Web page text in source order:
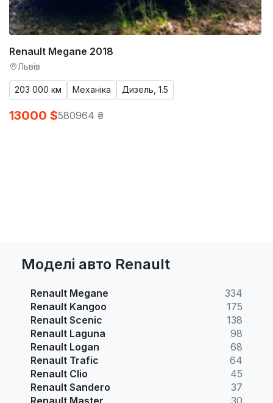
Renault Megane 2018
Львів
203 000 км Механіка Дизель, 1.5
13000 $580964 ₴
Моделі авто Renault
Renault Megane
334
Renault Kangoo
175
Renault Scenic
138
Renault Laguna
98
Renault Logan
68
Renault Trafic
64
Renault Clio
45
Renault Sandero
37
Renault Master
30